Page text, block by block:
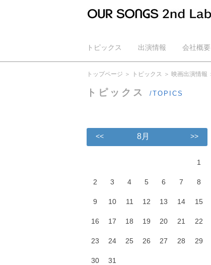
トピックス 出演情報 会社概要
公式YouTube
トップページ トピックス 映画出演情報
トピックス /TOPICS
<< 8月 >>
1
2 3 4 5 6 7 8
9 10 11 12 13 14 15
16 17 18 19 20 21 22
23 24 25 26 27 28 29
30 31